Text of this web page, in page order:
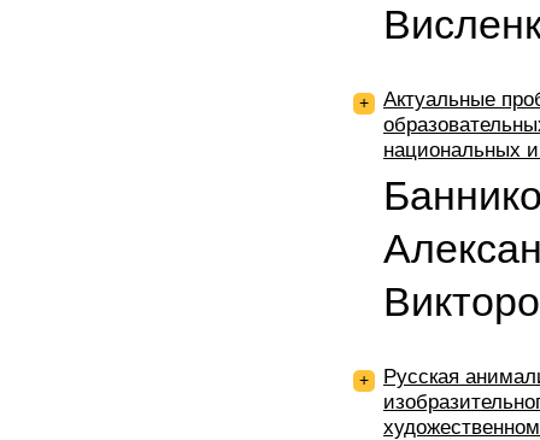
+
Актуальные
национальных
+
Русская